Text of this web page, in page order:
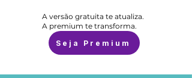
A versão gratuita te atualiza.
A premium te transforma.
Seja Premium